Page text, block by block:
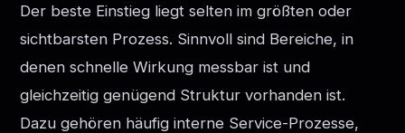
Der beste Einstieg liegt selten im größten oder
sichtbarsten Prozess. Sinnvoll sind Bereiche, in
denen schnelle Wirkung messbar ist und
gleichzeitig genügend Struktur vorhanden ist.
Dazu gehören häufig interne Service-Prozesse,